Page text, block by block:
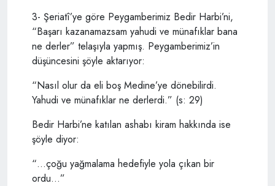
3- Şeriatî’ye göre Peygamberimiz Bedir Harbi’ni,
“Başarı kazanamazsam yahudi ve münafıklar bana
ne derler” telaşıyla yapmış. Peygamberimiz’in
düşüncesini şöyle aktarıyor:
“Nasıl olur da eli boş Medine’ye dönebilirdi.
Yahudi ve münafıklar ne derlerdi.” (s: 29)
Bedir Harbi’ne katılan ashabı kiram hakkında ise
şöyle diyor:
“…çoğu yağmalama hedefiyle yola çıkan bir
ordu…”